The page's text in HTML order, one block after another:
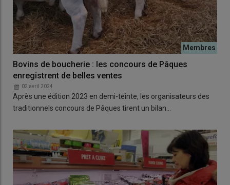
Bovins de boucherie : les concours de Pâques
enregistrent de belles ventes
02 avril 2024
Après une édition 2023 en demi-teinte, les organisateurs des
traditionnels concours de Pâques tirent un bilan…